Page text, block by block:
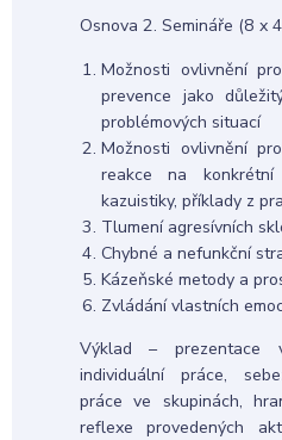
Osnova 2. Semináře (8 x
Možnosti ovlivnění
prevence jako
problémových situací
Možnosti ovlivnění
reakce na konkrétní
kazuistiky, příklady z
Tlumení agresívních
Chybné a nefunkční
Kázeňské metody a
Zvládání vlastních
Výklad – prezentace
individuální práce,
práce ve skupinách,
reflexe provedených